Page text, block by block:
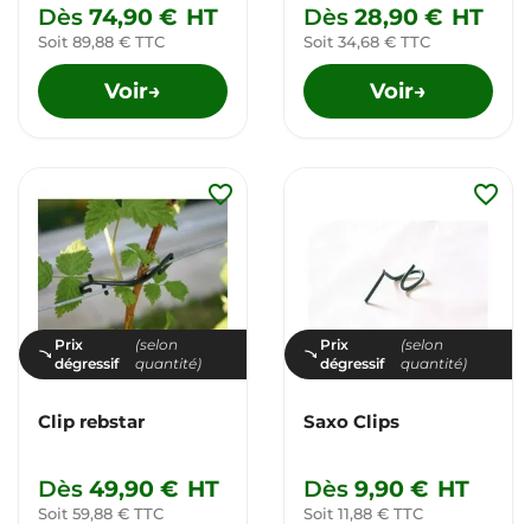
Dès 74,90 € HT
Soit 89,88 € TTC
Voir→
Dès 28,90 € HT
Soit 34,68 € TTC
Voir→
Prix
dégressif
(selon
quantité)
Clip rebstar
Dès 49,90 € HT
Soit 59,88 € TTC
favorite_border
Prix
dégressif
(selon
quantité)
Saxo Clips
Dès 9,90 € HT
Soit 11,88 € TTC
favorite_border